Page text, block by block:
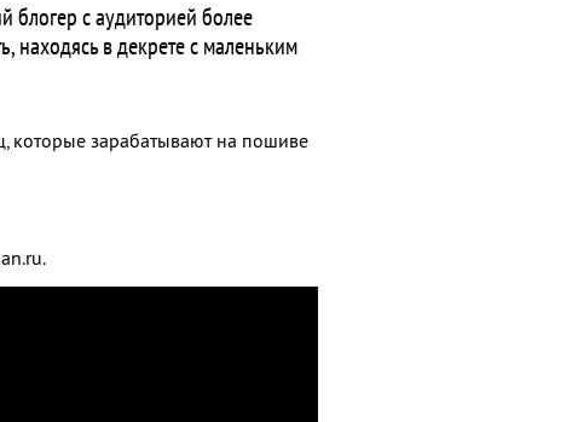
блогер с аудиторией более
находясь в декрете с маленьким
которые зарабатывают на пошиве